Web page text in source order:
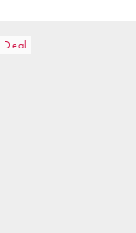
Deal